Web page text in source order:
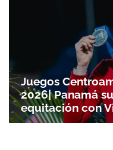
Juegos
2026| Panamá
equitación con